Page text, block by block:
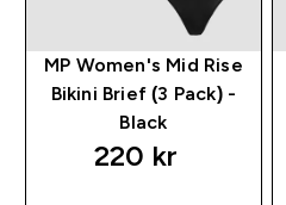
MP Women's Mid Rise
Bikini Brief (3 Pack) -
Black
220 kr‎